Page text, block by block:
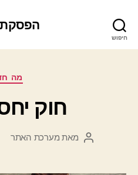
חיפוש
מה
חוק
המחבר
מאת מערכת האתר